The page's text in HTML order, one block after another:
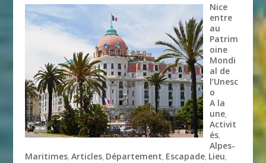
Nice
entre
au
Patrim
oine
Mondi
al de
l’Unesc
o
A la
une,
Activit
és,
Alpes-
Maritimes,Articles, Département, Escapade, Lieu,